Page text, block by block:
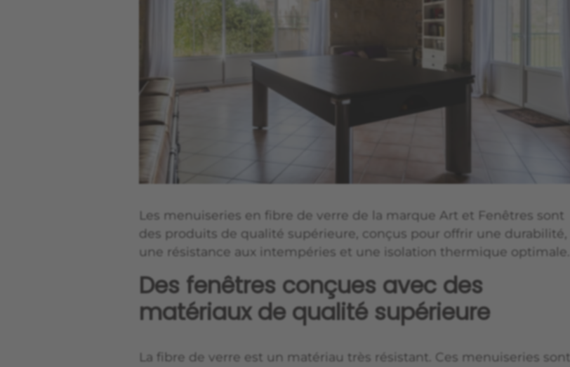
Les menuiseries en fibre de verre de la marque Art et Fenêtres sont
des produits de qualité supérieure, conçus pour offrir une durabilité,
une résistance aux intempéries et une isolation thermique optimale.
Des fenêtres conçues avec des
matériaux de qualité supérieure
La fibre de verre est un matériau très résistant. Ces menuiseries sont